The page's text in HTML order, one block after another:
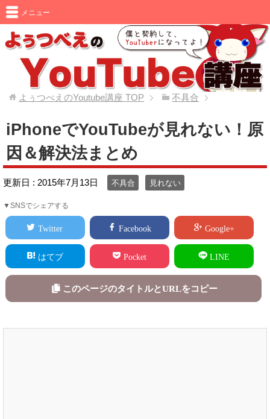
メニュー
よぅつべえのYoutube講座 TOP 不具合
iPhoneでYouTubeが見れない！原
因＆解決法まとめ
更新日 : 2015年7月13日 不具合 見れない
▼SNSでシェアする
Twitter Facebook Google+
はてブ Pocket LINE
このページのタイトルとURLをコピー